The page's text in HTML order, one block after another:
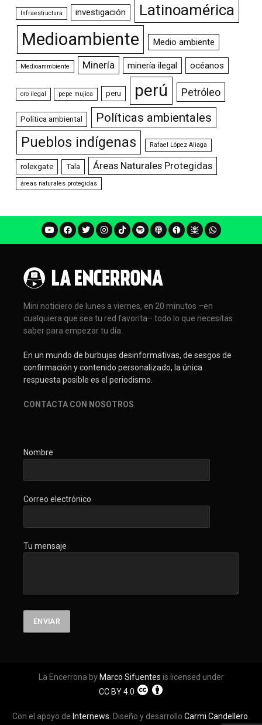
Infraestructura investigación Latinoamérica
Medioambiente Medio ambiente
Medioammbiente Minería minería ilegal océanos
oro ilegal pepe mujica peru perú Petróleo
Política ambiental Políticas ambientales
Pueblos indígenas Rafael López Aliaga
rolexgate Tala Áreas Naturales Protegidas
áreas naturales protegidas
Mini noticiero de lunes a viernes, en 20 minutos –en
cualquiera que sea tu red favorita– todo lo que necesitas
saber para empezar tu día.
En un mundo de burbujas desinformativas, de sesgos de
confirmación y contenido personalizado, la única
respuesta posible es el periodismo.
CONTACTA CON NOSOTROS
Nombre
Correo electrónico
Tu mensaje
La Encerrona by Marco Sifuentes is licensed under
CC BY 4.0
Con el apoyo de Internews . Diseño y desarrollo Carmi Candellero